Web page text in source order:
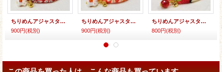
ちりめんアジャスター★招き猫
900円(税別)
ちりめんアジャスター★招き猫
900円(税別)
ちりめんアジャスター★チェコビーズ
800円(税別)